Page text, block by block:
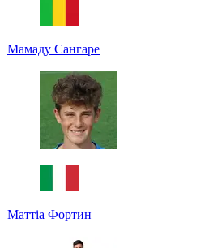
Мамаду Сангаре
Маттіа Фортин